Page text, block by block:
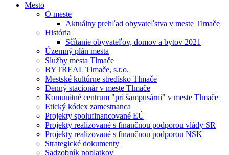
Mesto
O meste
Aktuálny prehľad obyvateľstva v meste Tlmače
História
Sčítanie obyvateľov, domov a bytov 2021
Územný plán mesta
Služby mesta Tlmače
BYTREAL Tlmače, s.r.o.
Mestské kultúrne stredisko Tlmače
Denný stacionár v meste Tlmače
Komunitné centrum "pri šampusárni" v meste Tlmače
Etický kódex zamestnanca
Projekty spolufinancované EÚ
Projekty realizované s finančnou podporou vlády SR
Projekty realizované s finančnou podporou NSK
Strategické dokumenty
Sadzobník poplatkov